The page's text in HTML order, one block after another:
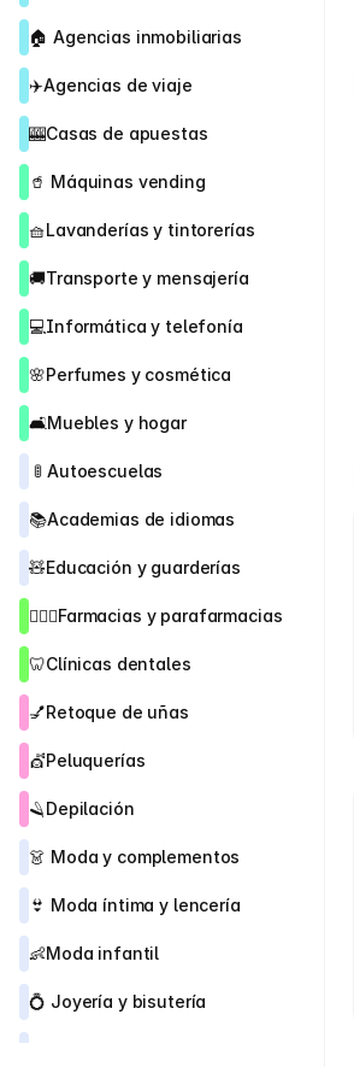
🏠 Agencias inmobiliarias
✈️Agencias de viaje
🎰Casas de apuestas
🥤 Máquinas vending
🧺Lavanderías y tintorerías
🚚Transporte y mensajería
💻Informática y telefonía
🌸Perfumes y cosmética
🛋️Muebles y hogar
🚦 Autoescuelas
📚Academias de idiomas
🧸Educación y guarderías
👨🏻‍⚕️Farmacias y parafarmacias
🦷Clínicas dentales
💅Retoque de uñas
💇Peluquerías
🪒Depilación
👗 Moda y complementos
👙 Moda íntima y lencería
👶Moda infantil
💍 Joyería y bisutería